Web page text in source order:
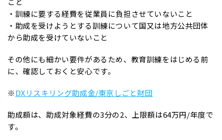
・訓練に要する経費を従業員に負担させていないこと
・助成を受けようとする訓練について国又は地方公共団体
から助成を受けていないこと
その他にも細かい要件があるため、教育訓練をはじめる前
に、確認しておくと安心です。
※DXリスキリング助成金/東京しごと財団
助成額は、助成対象経費の3分の2、上限額は64万円/年度で
す。